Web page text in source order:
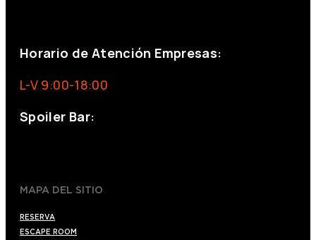
Horario de Atención Empresas:
L-V 9:00-18:00
Spoiler Bar:
MAPA DEL SITIO
RESERVA
ESCAPE ROOM